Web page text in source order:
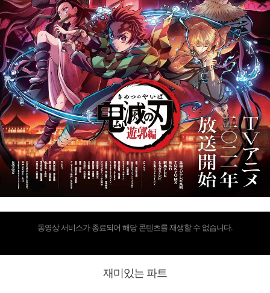
동영상 서비스가 종료되어 해당 콘텐츠를 재생할 수 없습니다.
재미있는 파트